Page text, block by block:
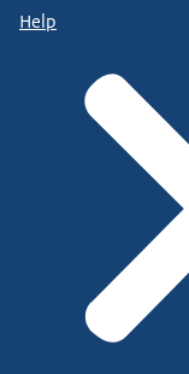
Help